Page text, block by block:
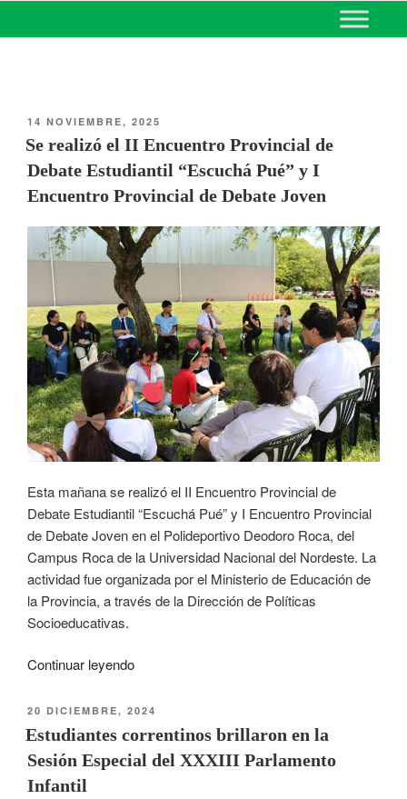
MINISTERIO DE EDUCACIÓN
DE CORRIENTES
14 NOVIEMBRE, 2025
Se realizó el II Encuentro Provincial de
Debate Estudiantil “Escuchá Pué” y I
Encuentro Provincial de Debate Joven
Esta mañana se realizó el II Encuentro Provincial de
Debate Estudiantil “Escuchá Pué” y I Encuentro Provincial
de Debate Joven en el Polideportivo Deodoro Roca, del
Campus Roca de la Universidad Nacional del Nordeste. La
actividad fue organizada por el Ministerio de Educación de
la Provincia, a través de la Dirección de Políticas
Socioeducativas.
Continuar leyendo
20 DICIEMBRE, 2024
Estudiantes correntinos brillaron en la
Sesión Especial del XXXIII Parlamento
Infantil